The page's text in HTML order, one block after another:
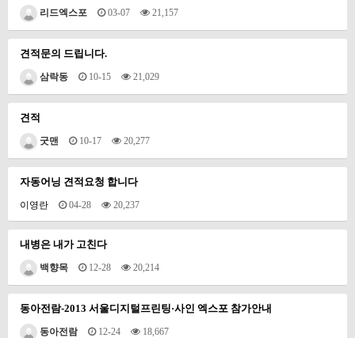
리드엑스포 03-07 21,157
견적문의 드립니다.
삼락동 10-15 21,029
견적
굿맨 10-17 20,277
자동어닝 견적요청 합니다
이영란 04-28 20,237
내병은 내가 고친다
백향목 12-28 20,214
동아전람-2013 서울디지털프린팅·사인 엑스포 참가안내
동아전람 12-24 18,667